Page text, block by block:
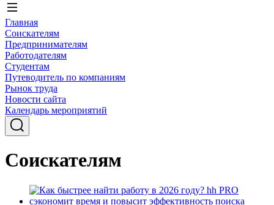
Главная
Соискателям
Предпринимателям
Работодателям
Студентам
Путеводитель по компаниям
Рынок труда
Новости сайта
Календарь мероприятий
Соискателям